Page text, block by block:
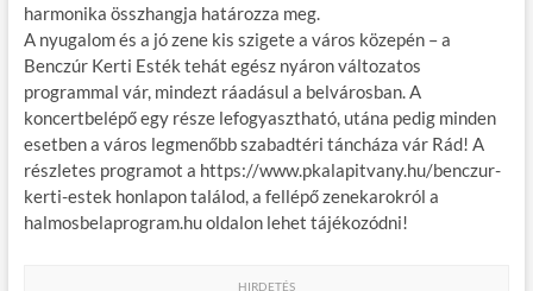
harmonika összhangja határozza meg.
A nyugalom és a jó zene kis szigete a város közepén – a
Benczúr Kerti Esték tehát egész nyáron változatos
programmal vár, mindezt ráadásul a belvárosban. A
koncertbelépő egy része lefogyasztható, utána pedig minden
esetben a város legmenőbb szabadtéri táncháza vár Rád! A
részletes programot a https://www.pkalapitvany.hu/benczur-
kerti-estek honlapon találod, a fellépő zenekarokról a
halmosbelaprogram.hu oldalon lehet tájékozódni!
HIRDETÉS